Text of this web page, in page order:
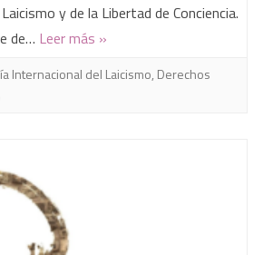
y de la Libertad de Conciencia.
de… Leer más »
Internacional del Laicismo, Derechos